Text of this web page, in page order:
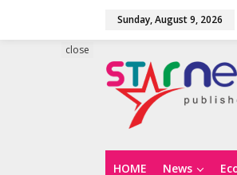
Sunday, August 9, 2026
HOME News
close